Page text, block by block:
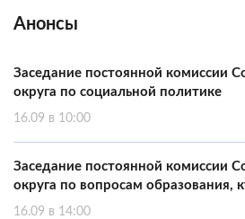
Анонсы
Заседание постоянной комиссии
округа по социальной политике
16.09 в 10:00
Заседание постоянной комиссии
округа по вопросам образования,
16.09 в 14:00